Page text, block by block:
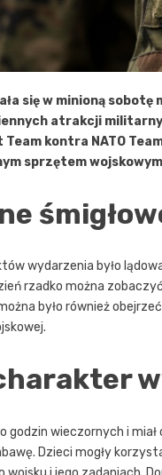
się w minioną
atrakcji
kontra NATO
sprzętem
wydarzenia było
rzadko można
było również
godzin wieczornych i
Dzieci mogły